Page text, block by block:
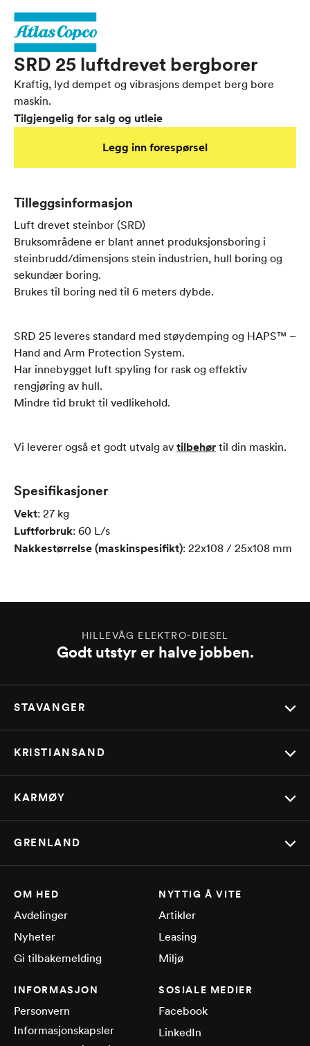
SRD 25 luftdrevet bergborer
Kraftig, lyd dempet og vibrasjons dempet berg bore
maskin.
Tilgjengelig for salg og utleie
Legg inn forespørsel
Tilleggsinformasjon
Luft drevet steinbor (SRD)
Bruksområdene er blant annet produksjonsboring i
steinbrudd/dimensjons stein industrien, hull boring og
sekundær boring.
Brukes til boring ned til 6 meters dybde.
SRD 25 leveres standard med støydemping og HAPS™ –
Hand and Arm Protection System.
Har innebygget luft spyling for rask og effektiv
rengjøring av hull.
Mindre tid brukt til vedlikehold.
Vi leverer også et godt utvalg av tilbehør til din maskin.
Spesifikasjoner
Vekt: 27 kg
Luftforbruk: 60 L/s
Nakkestørrelse (maskinspesifikt): 22x108 / 25x108 mm
HILLEVÅG ELEKTRO-DIESEL
Godt utstyr er halve jobben.
STAVANGER
KRISTIANSAND
KARMØY
GRENLAND
OM HED
Avdelinger
Nyheter
Gi tilbakemelding
NYTTIG Å VITE
Artikler
Leasing
Miljø
INFORMASJON
Personvern
Informasjonskapsler
SOSIALE MEDIER
Facebook
LinkedIn